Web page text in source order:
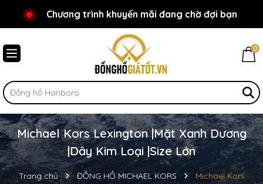
Chào mừng bạn đến với Đồnghồgiátốt.vn!
Chương trình khuyến mãi đang chờ đợi bạn
0
Michael Kors Lexington |Mặt Xanh Dương
|Dây Kim Loại |Size Lớn
Trang chủ ĐỒNG HỒ MICHAEL KORS
Michael Kors